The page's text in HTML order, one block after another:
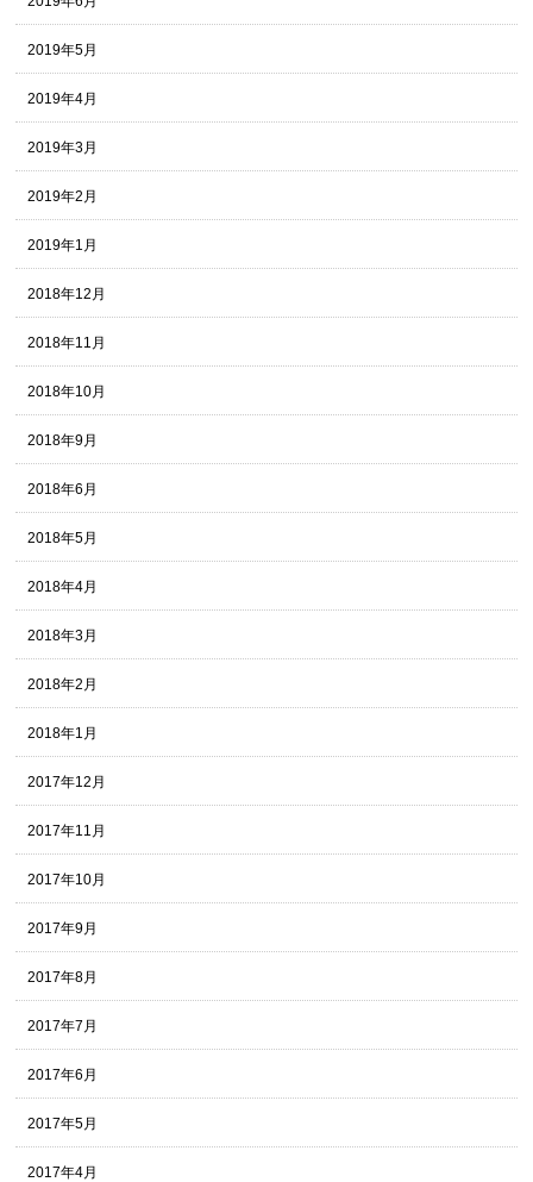
2019年5月
2019年4月
2019年3月
2019年2月
2019年1月
2018年12月
2018年11月
2018年10月
2018年9月
2018年6月
2018年5月
2018年4月
2018年3月
2018年2月
2018年1月
2017年12月
2017年11月
2017年10月
2017年9月
2017年8月
2017年7月
2017年6月
2017年5月
2017年4月